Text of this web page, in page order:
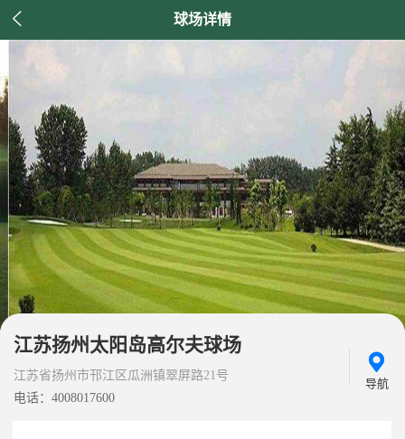
 球场详情
江苏扬州太阳岛高尔夫球场
江苏省扬州市邗江区瓜洲镇翠屏路21号
电话：4008017600
导航